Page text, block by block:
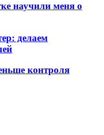
научили меня о
делаем
контроля